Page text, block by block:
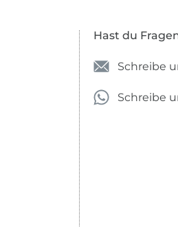
Hast du
Schreibe
Schreibe